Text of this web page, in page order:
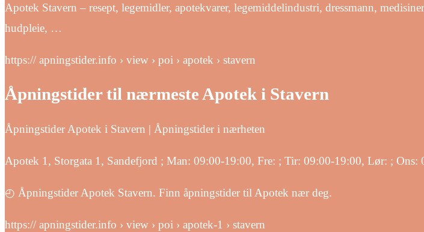
Apotek Stavern – resept, legemidler, apotekvarer, legemiddelindustri, dressmann,
hudpleie, …
https:// apningstider.info › view › poi › apotek › stavern
Åpningstider til nærmeste Apotek i Stavern
Åpningstider Apotek i Stavern | Åpningstider i nærheten
Apotek 1, Storgata 1, Sandefjord ; Man: 09:00-19:00, Fre: ; Tir: 09:00-19:00, Lør: ;
◴ Åpningstider Apotek Stavern. Finn åpningstider til Apotek nær deg.
https:// apningstider.info › view › poi › apotek-1 › stavern